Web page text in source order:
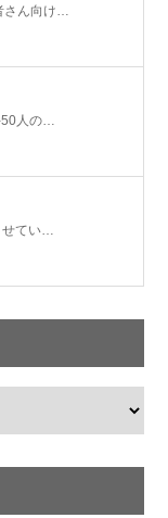
さん向け…
50人の…
せてい…